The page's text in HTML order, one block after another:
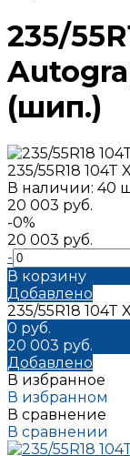
235/
(шип.)
235/55R18 104T
В наличии: 40
20 003 руб.
-0%
20 003 руб.
-
В корзину
Добавлено
235/55R18 104T
0 руб.
20 003 руб.
Добавлено
В избранное
В избранном
В сравнение
В сравнении